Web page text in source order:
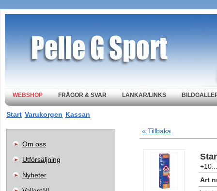
WEBSHOP FRÅGOR & SVAR LÄNKAR/LINKS
Start Varukorgen Kassan
Om oss
Utförsäljning
Nyheter
« Tillbaka
Art